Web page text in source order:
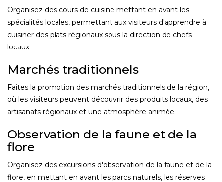
Organisez des cours de cuisine mettant en avant les
spécialités locales, permettant aux visiteurs d'apprendre à
cuisiner des plats régionaux sous la direction de chefs
locaux.
Marchés traditionnels
Faites la promotion des marchés traditionnels de la région,
où les visiteurs peuvent découvrir des produits locaux, des
artisanats régionaux et une atmosphère animée.
Observation de la faune et de la
flore
Organisez des excursions d'observation de la faune et de la
flore, en mettant en avant les parcs naturels, les réserves